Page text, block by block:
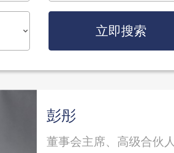
立即搜索
彭彤
董事会主席、高级合伙人